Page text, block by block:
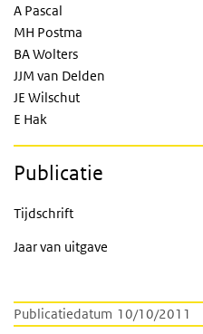
Publicatiedatum 10/10/2011
A Pascal
MH Postma
BA Wolters
JJM van Delden
JE Wilschut
E Hak
Publicatie
Tijdschrift
Jaar van uitgave